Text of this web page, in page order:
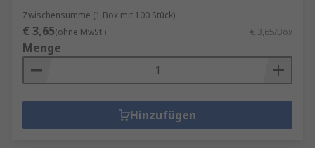
Zwischensumme (1 Box mit 100 Stück)
€ 3,65(ohne MwSt.) € 3,65/Box
Menge
Hinzufügen